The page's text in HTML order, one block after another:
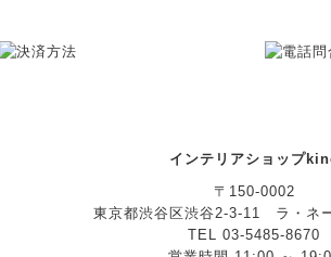
インテリアショップ
〒150-0002
東京都渋谷区渋谷2-3-11 ラ・ネ
TEL 03-5485-8670